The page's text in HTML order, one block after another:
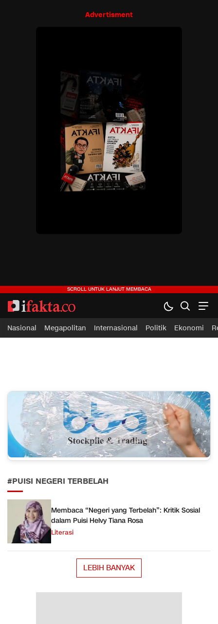
Advertisment
ifakta.co
#pastibenar
Nasional Megapolitan Internasional Politik Ekonomi
#PUISI NEGERI TERBELAH
Membaca “Negeri yang Terbelah”: Kritik Sosial
dalam Puisi Helvy Tiana Rosa
Literasi
LEBIH BANYAK